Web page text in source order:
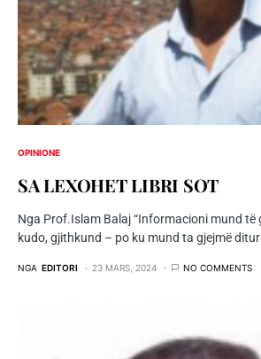
OPINIONE
SA LEXOHET LIBRI SOT
Nga Prof.Islam Balaj “Informacioni mund
kudo, gjithkund – po ku mund ta gjejmë
NGA EDITORI 23 MARS, 2024 NO COMMENTS